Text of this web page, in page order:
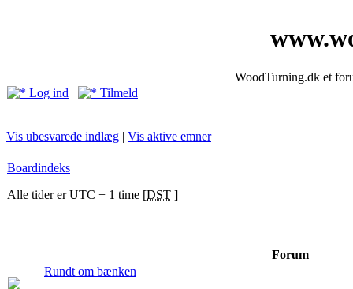
WoodTurning.dk et
Log ind
Tilmeld
Vis ubesvarede indlæg | Vis aktive emner
Boardindeks
Alle tider er UTC + 1 time [DST ]
Forum
Rundt om bænken